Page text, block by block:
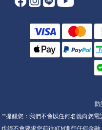
防
**提醒您：我們不會以任何名義向您
也絕不會要求您前往ATM進行任何金